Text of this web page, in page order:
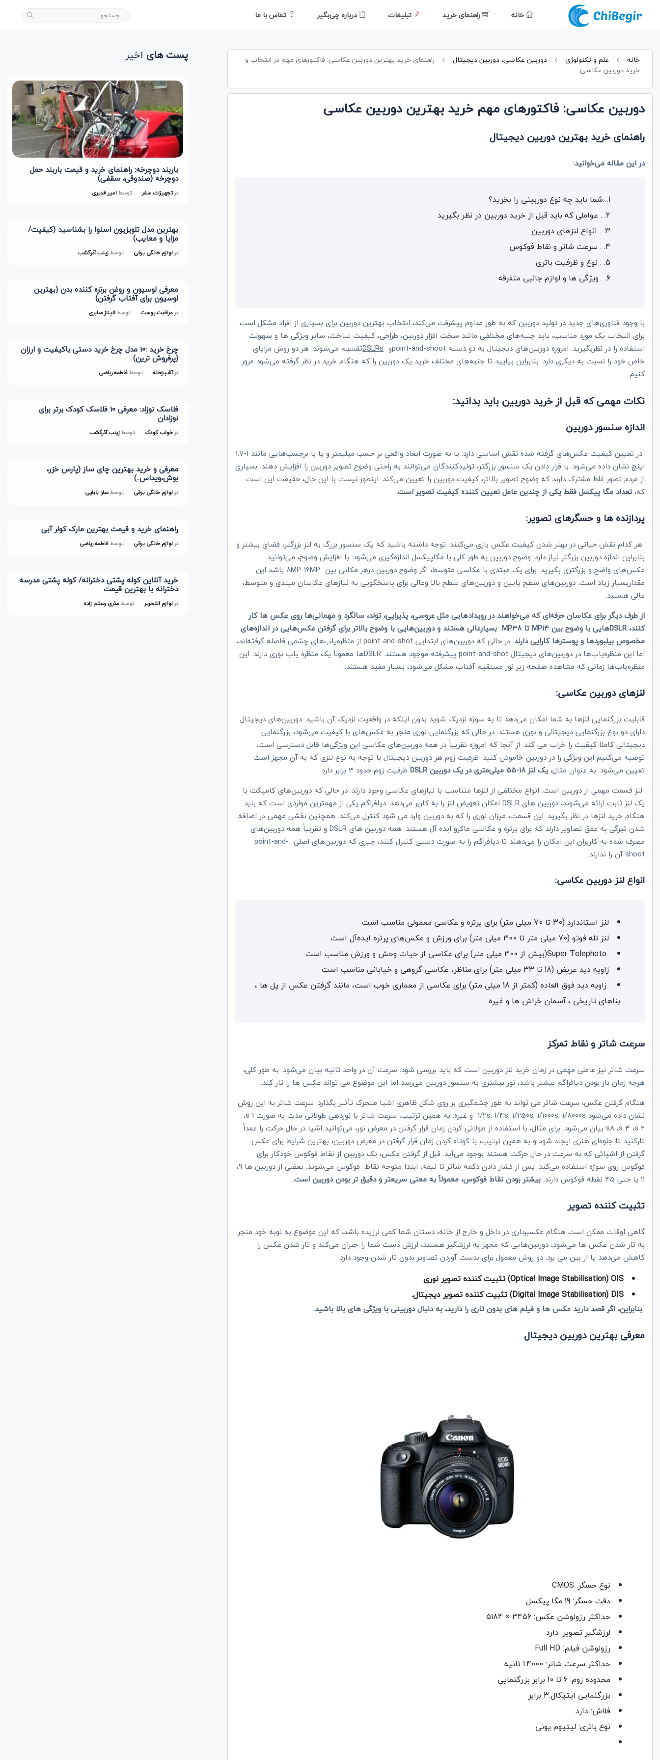
خانه راهنمای خرید تبلیغات درباره چی‌بگیر تماس با ما
خانه علم و تکنولوژی دوربین عکاسی، دوربین دیجیتال
راهنمای خرید بهترین دوربین عکاسی: فاکتورهای مهم در انتخاب و
خرید دوربین عکاسی
دوربین عکاسی: فاکتورهای مهم خرید بهترین دوربین عکاسی
راهنمای خرید بهترین دوربین دیجیتال
در این مقاله می‌خوانید:
.شما باید چه نوع دوربینی را بخرید؟
. عواملی که باید قبل از خرید دوربین در نظر بگیرید
. انواع لنزهای دوربین
. سرعت شاتر و نقاط فوکوس
. نوع و ظرفیت باتری
. ویژگی ها و لوازم جانبی متفرقه
با وجود فناوری‌های جدید در تولید دوربین که به طور مداوم پیشرفت می‌کند، انتخاب بهترین دوربین برای بسیاری از افراد مشکل است.
برای انتخاب یک مورد مناسب، باید جنبه‌های مختلفی مانند سخت افزار دوربین، طراحی، کیفیت ساخت، سایر ویژگی ها و سهولت
استفاده را در نظربگیرید. امروزه دوربین‌های دیجیتال به دو دسته point-and-shootو DSLRsتقسیم می‌شوند. هر دو روش مزایای
خاص خود را نسبت به دیگری دارد. بنابراین بیایید تا جنبه‌های مختلف خرید یک دوربین را که هنگام خرید در نظر گرفته می‌شود مرور
کنیم.
نکات مهمی که قبل از خرید دوربین باید بدانید:
اندازه سنسور دوربین
در تعیین کیفیت عکس‌های گرفته شده نقش اساسی دارد. یا به صورت ابعاد واقعی بر حسب میلیمتر و یا با برچسب‌هایی مانند 1-1.7
اینچ نشان داده می‌شود. با قرار دادن یک سنسور بزرگتر، تولیدکنندگان می‌توانند به راحتی وضوح تصویر دوربین را افزایش دهند. بسیاری
از مردم تصور غلط مشترک دارند که وضوح تصویر بالاتر، کیفیت دوربین را تعیین می‌کند. اینطور نیست با این حال‌، حقیقت این است
که،تعداد مگا پیکسل فقط یکی از چندین عامل تعیین کننده کیفیت تصویر است.
پردازنده ها و حسگرهای تصویر:
هر کدام نقش حیاتی در بهتر شدن کیفیت عکس بازی می‌کنند. توجه داشته باشید که یک سنسور بزرگ به لنز بزرگتر، فضای بیشتر و
بنابراین اندازه دوربین بزرگتر نیاز دارد. وضوح دوربین به طور کلی با مگاپیکسل اندازه‌گیری می‌شود. با افزایش وضوح، می‌توانید
عکس‌های واضح و بزرگتری بگیرید. برای یک مبتدی با عکاسی متوسط، اگر وضوح دوربین درهر مکانی بین 8MP-16MP باشد این
مقداربسیار زیاد است. دوربین‌های سطح پایین و دوربین‌های سطح بالا وعالی برای پاسخگویی به نیازهای عکاسان مبتدی و متوسط،
عالی هستند.
از طرف دیگر برای عکاسان حرفه‌ای که می‌خواهند در رویدادهایی مثل عروسی، پذیرایی، تولد، سالگرد و مهمانی‌ها روی عکس ها کار
کنند،DSLRهایی با وضوح بین 14 MPتا 38 MP بسیارعالی هستند و دوربین‌هایی با وضوح بالاتر برای گرفتن عکس‌هایی در اندازه‌های
مخصوص بیلبوردها و پوسترها کارایی دارند. در حالی که دوربین‌های ابتدایی point-and-shot از منظره‌یاب‌های چشمی فاصله گرفته‌اند،
اما این منظره‌یاب‌ها در دوربین‌های دیجیتال point-and-shot پیشرفته موجود هستند.DSLRها معمولاً یک منظره یاب نوری دارند. این
منظره‌یاب‌ها زمانی که مشاهده صفحه زیر نور مستقیم آفتاب مشکل می‌شود، بسیار مفید هستند.
لنزهای دوربین عکاسی:
قابلیت بزرگنمایی لنزها به شما امکان می‌دهد تا به سوژه نزدیک شوید بدون اینکه در واقعیت نزدیک آن باشید. دوربین‌های دیجیتال
دارای دو نوع بزرگنمایی دیجیتالی و نوری هستند. در حالی که بزرگنمایی نوری منجر به عکس‌های با کیفیت می‌شود، بزرگنمایی
دیجیتالی کاملا کیفیت را خراب می کند. از آنجا که امروزه تقریباً در همه دوربین‌های عکاسی این ویژگی‌ها قابل دسترسی است،
توصیه می‌کنیم این ویژگی را در دوربین خاموش کنید. ظرفیت زوم هر دوربین دیجیتال با توجه به نوع لنزی که به آن مجهز است
تعیین می‌شود. به عنوان مثال،یک لنز 18-55 میلی‌متری در یک دوربین DSLR ظرفیت زوم حدود 3 برابر دارد.
لنز قسمت مهمی از دوربین است. انواع مختلفی از لنزها متناسب با نیازهای عکاسی وجود دارند. در حالی که دوربین‌های کامپکت با
یک لنز ثابت ارائه می‌شوند، دوربین هایDSLR امکان تعویض لنز را به کاربر می‌دهد. دیافراگم یکی از مهمترین مواردی است که باید
هنگام خرید لنزها در نظر بگیرید. این قسمت، میزان نوری را که به دوربین وارد می شود کنترل می‌کند. همچنین نقشی مهمی در اضافه
شدن تیرگی به عمق تصاویر دارند که برای پرتره و عکاسی ماکرو ایده آل هستند. همه دوربین هایDSLR و تقریباً همه دوربین‌های
مصرف شده به کاربران این امکان را می‌دهند تا دیافراگم را به صورت دستی کنترل کنند، چیزی که دوربین‌های اصلی point-and-
shootآن را ندارند.
انواع لنز دوربین عکاسی:
لنز استاندارد (30 تا 70 میلی متر) برای پرتره و عکاسی معمولی مناسب است
لنز تله فوتو (70 میلی متر تا 300 میلی متر) برای ورزش و عکس‌های پرتره ایده‌آل است
Super Telephoto(بیش از 300 میلی متر) برای عکاسی از حیات وحش و ورزش مناسب است
زاویه دید عریض (18 تا 33 میلی متر) برای مناظر، عکاسی گروهی و خیابانی مناسب است
زاویه دید فوق العاده (کمتر از 18 میلی متر) برای عکاسی از معماری خوب است، مانند گرفتن عکس از پل ها ،
بناهای تاریخی ، آسمان خراش ها و غیره.
سرعت شاتر و نقاط تمرکز
سرعت شاتر نیز عاملی مهمی در زمان خرید لنز دوربین است که باید بررسی شود. سرعت آن در واحد ثانیه بیان می‌شود. به طور کلی،
هرچه زمان باز بودن دیافراگم بیشتر باشد، نور بیشتری به سنسور دوربین می‌رسد اما این موضوع می تواند عکس ها را تار کند.
هنگام گرفتن عکس، سرعت شاتر می تواند به طور چشمگیری بر روی شکل ظاهری اشیا متحرک تأثیر بگذارد. سرعت شاتر به این روش
نشان داده می‌شود 1/2s, 1/4s, 1/250s, 1/1000s, 1/8000s و غیره. به همین ترتیب، سرعت شاتر با نوردهی طولانی مدت به صورت 1 s،
2
s، 4 s، 8 s بیان می‌شود. برای مثال، با استفاده از طولانی کردن زمان قرار گرفتن در معرض نور، می‌توانید اشیا در حال حرکت را عمداً
تارکنید تا جلوه‌ای هنری ایجاد شود و به همین ترتیب، با کوتاه کردن زمان قرار گرفتن در معرض دوربین، بهترین شرایط برای عکس
گرفتن از اشیائی که به سرعت در حال حرکت هستند بوجود می‌آید. قبل از گرفتن عکس، یک دوربین از نقاط فوکوس خودکار برای
فوکوس روی سوژه استفاده می‌کند. پس از فشار دادن دکمه شاتر تا نیمه، ابتدا متوجه نقاط فوکوس می‌شوید. بعضی از دوربین ها 9،
11 یا حتی 45 نقطه فوکوس دارند.
بیشتر بودن نقاط فوکوس، معمولاً به معنی سریعتر و دقیق تر بودن دوربین است.
تثبیت کننده تصویر
گاهی اوقات ممکن است هنگام عکسبرداری در داخل و خارج از خانه، دستان شما کمی لرزیده باشد، که این موضوع به نوبه خود منجر
به تار شدن عکس ها می‌شود، دوربین‌هایی که مجهز به لرزشگیر هستند، لرزش دست شما را جبران می‌کند و تار شدن عکس را
کاهش می‌دهد یا از بین می برد. دو روش معمول برای بدست آوردن تصاویر بدون تار شدن وجود دارد:
(Optical Image Stabilisation) OISتثبیت کننده تصویر نوری
(Digital Image Stabilisation) DISتثبیت کننده تصویر دیجیتال.
بنابراین، اگر قصد دارید عکس ها و فیلم های بدون تاری را دارید، به دنبال دوربینی با ویژگی های بالا باشید.
معرفی بهترین دوربین‌ دیجیتال
نوع حسگر: CMOS
دقت حسگر: 19 مگا پیکسل
حداکثر رزولوشن عکس: 3456 × 5184
لرزشگیر تصویر: دارد
رزولوشن فیلم: Full HD
حداکثر سرعت شاتر: 1.4000 ثانیه
محدوده زوم: 6 تا 10 برابر بزرگنمایی
بزرگنمایی اپتیکال:3 برابر
فلاش: دارد
نوع باتری: لیتیوم یونی
پست های اخیر
باربند دوچرخه: راهنمای خرید و قیمت باربند حمل
دوچرخه (صندوقی، سقفی)
درتجهیزات سفر توسطامیر قدیری
بهترین مدل تلویزیون اسنوا را بشناسید (کیفیت/
مزایا و معایب)
درلوازم خانگی برقی توسطزینب آذرگشب
معرفی لوسیون و روغن برنزه کننده بدن (بهترین
لوسیون برای آفتاب گرفتن)
درمراقبت پوست توسطالیناز صابری
چرخ خرید :10 مدل چرخ خرید دستی باکیفیت و ارزان
(پرفروش ترین)
درآشپزخانه توسطفاطمه ریاضی
فلاسک نوزاد: معرفی 10 فلاسک کودک برتر برای
نوزادان
درخواب کودک توسطزینب آذرگشب
معرفی و خرید بهترین چای ساز (پارس خزر،
بوش،ویداس..)
درلوازم خانگی برقی توسطسارا بابایی
راهنمای خرید و قیمت بهترین مارک کولر آبی
درلوازم خانگی برقی توسطفاطمه ریاضی
خرید آنلاین کوله پشتی دخترانه/ کوله پشتی مدرسه
دخترانه با بهترین قیمت
درلوازم التحریر توسطعذری رستم زاده